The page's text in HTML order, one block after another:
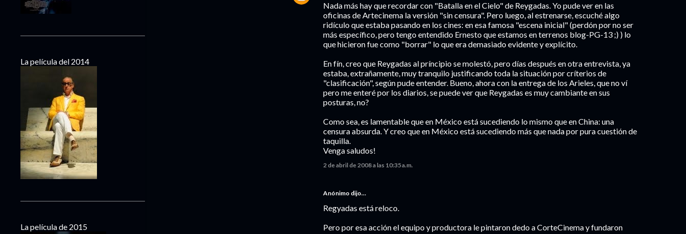
Nada más hay que recordar con "Batalla en el Cielo" de Reygadas. Yo pude ver en las
oficinas de Artecinema la versión "sin censura". Pero luego, al estrenarse, escuché algo
ridículo que estaba pasando en los cines: en esa famosa "escena inicial" (perdón por no ser
más específico, pero tengo entendido Ernesto que estamos en terrenos blog-PG-13 ;) ) lo
que hicieron fue como "borrar" lo que era demasiado evidente y explícito.
En fín, creo que Reygadas al príncipio se molestó, pero días después en otra entrevista, ya
estaba, extrañamente, muy tranquilo justificando toda la situación por críterios de
"clasificación", según pude entender. Bueno, ahora con la entrega de los Arieles, que no ví
pero me enteré por los diarios, se puede ver que Reygadas es muy cambiante en sus
posturas, no?
Como sea, es lamentable que en México está sucediendo lo mismo que en China: una
censura absurda. Y creo que en México está sucediendo más que nada por pura cuestión de
taquilla.
Venga saludos!
2 de abril de 2008 a las 10:35 a.m.
Anónimo dijo…
Regyadas está reloco.
Pero por esa acción el equipo y productora le pintaron dedo a CorteCinema y fundaron
La película del 2014
La película de 2015